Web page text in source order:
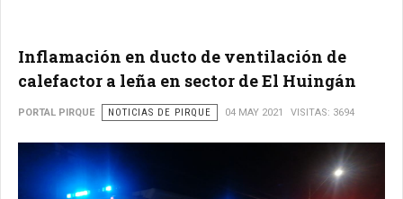
Inflamación en ducto de ventilación de
calefactor a leña en sector de El Huingán
PORTAL PIRQUE NOTICIAS DE PIRQUE 04 MAY 2021 VISITAS: 3694